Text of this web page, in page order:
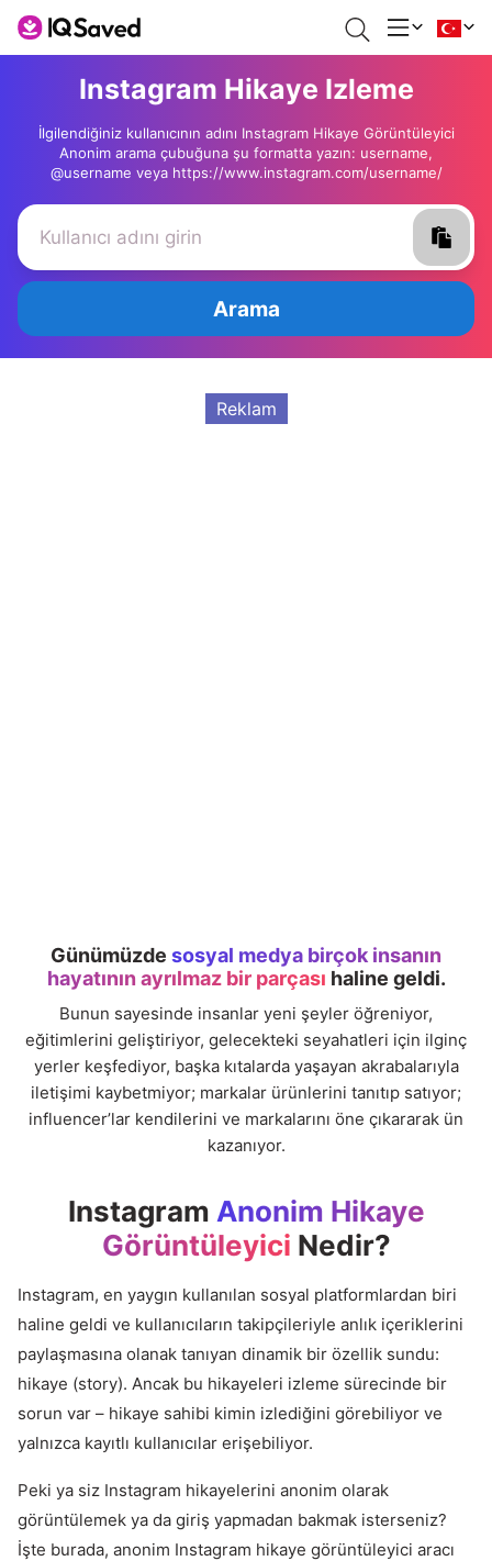
Instagram Hikaye Izleme
İlgilendiğiniz kullanıcının adını Instagram Hikaye Görüntüleyici
Anonim arama çubuğuna şu formatta yazın: username,
@username veya https://www.instagram.com/username/
Arama
Reklam
Günümüzde sosyal medya birçok insanın
hayatının ayrılmaz bir parçası haline geldi.
Bunun sayesinde insanlar yeni şeyler öğreniyor,
eğitimlerini geliştiriyor, gelecekteki seyahatleri için ilginç
yerler keşfediyor, başka kıtalarda yaşayan akrabalarıyla
iletişimi kaybetmiyor; markalar ürünlerini tanıtıp satıyor;
influencer’lar kendilerini ve markalarını öne çıkararak ün
kazanıyor.
Instagram Anonim Hikaye
Görüntüleyici Nedir?
Instagram, en yaygın kullanılan sosyal platformlardan biri
haline geldi ve kullanıcıların takipçileriyle anlık içeriklerini
paylaşmasına olanak tanıyan dinamik bir özellik sundu:
hikaye (story). Ancak bu hikayeleri izleme sürecinde bir
sorun var – hikaye sahibi kimin izlediğini görebiliyor ve
yalnızca kayıtlı kullanıcılar erişebiliyor.
Peki ya siz Instagram hikayelerini anonim olarak
görüntülemek ya da giriş yapmadan bakmak isterseniz?
İşte burada, anonim Instagram hikaye görüntüleyici aracı